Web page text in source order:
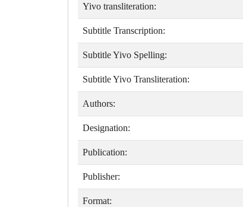
Yivo transliteration:
Subtitle Transcription:
Subtitle Yivo Spelling:
Subtitle Yivo Transliteration:
Authors:
Designation:
Publication:
Publisher:
Format: